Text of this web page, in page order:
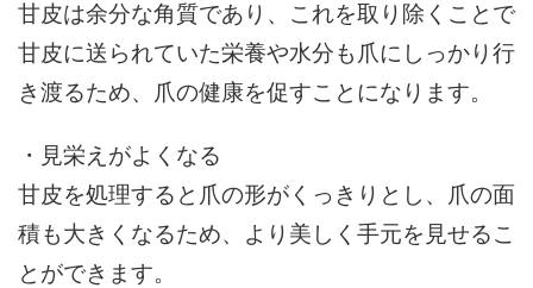
甘皮は余分な角質であり、これを取り除くことで
甘皮に送られていた栄養や水分も爪にしっかり行
き渡るため、爪の健康を促すことになります。
・見栄えがよくなる
甘皮を処理すると爪の形がくっきりとし、爪の面
積も大きくなるため、より美しく手元を見せるこ
とができます。